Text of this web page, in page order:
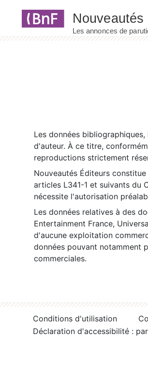
Les données
d'auteur. À ce titre,
reproductions strictement
Nouveautés Éditeurs
articles L341-1 et suivants du
nécessite l'autorisation
Les données relatives à des
Entertainment France,
d'aucune exploitation
données pouvant notamment
commerciales.
Conditions d'utilisation
Déclaration d'accessibilité :